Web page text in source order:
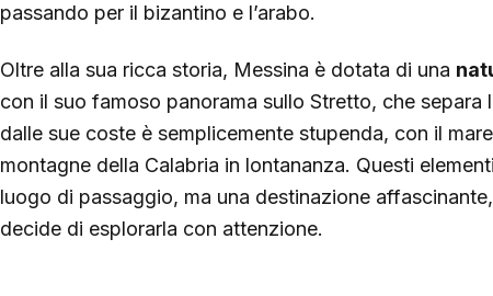
passando per il bizantino e l’arabo.
Oltre alla sua ricca storia, Messina è dotata di una
con il suo famoso panorama sullo Stretto, che separa
dalle sue coste è semplicemente stupenda, con il
montagne della Calabria in lontananza. Questi
luogo di passaggio, ma una destinazione
decide di esplorarla con attenzione.